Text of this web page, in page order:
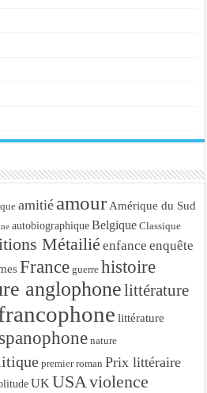
amitié amour Amérique du Sud
autobiographique Belgique Classique
Métailié enfance enquête
France guerre histoire
anglophonelittérature
littérature
nature
premier roman Prix littéraire
UK USAviolence